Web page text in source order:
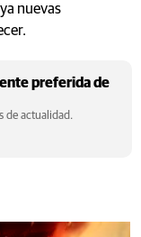
nuevas
preferida de
de actualidad.